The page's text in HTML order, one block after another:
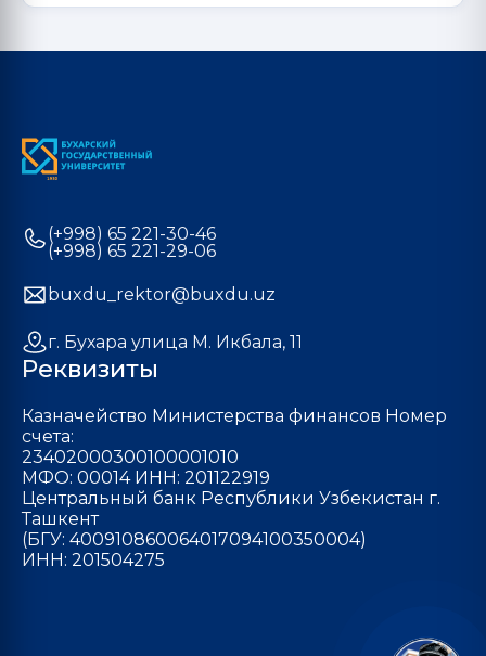
(+998) 65 221-30-46
(+998) 65 221-29-06
buxdu_rektor@buxdu.uz
г. Бухара улица М. Икбала, 11
Реквизиты
Казначейство Министерства финансов Номер
счета:
23402000300100001010
МФО: 00014 ИНН: 201122919
Центральный банк Республики Узбекистан г.
Ташкент
(БГУ: 400910860064017094100350004)
ИНН: 201504275